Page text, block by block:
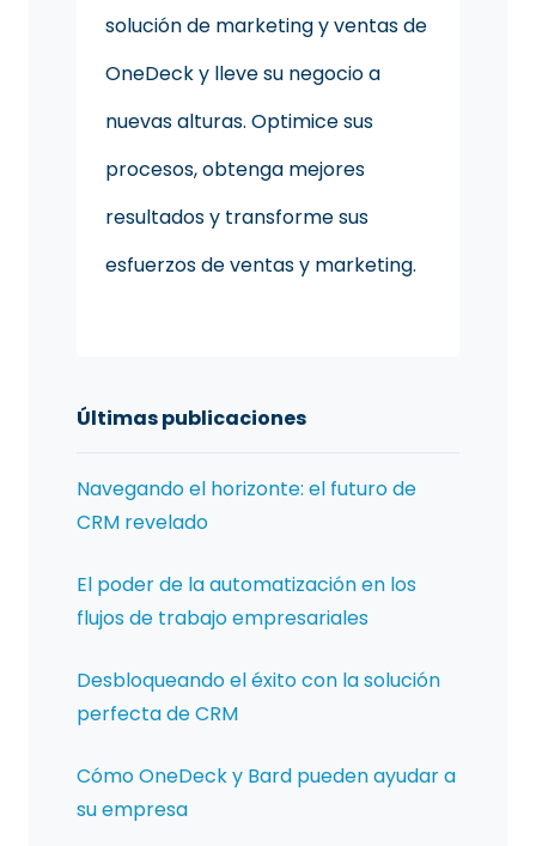
solución de marketing y ventas de
OneDeck y lleve su negocio a
nuevas alturas. Optimice sus
procesos, obtenga mejores
resultados y transforme sus
esfuerzos de ventas y marketing.
Últimas publicaciones
Navegando el horizonte: el futuro de
CRM revelado
El poder de la automatización en los
flujos de trabajo empresariales
Desbloqueando el éxito con la solución
perfecta de CRM
Cómo OneDeck y Bard pueden ayudar a
su empresa